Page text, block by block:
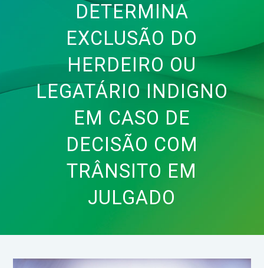
DETERMINA
EXCLUSÃO DO
HERDEIRO OU
LEGATÁRIO INDIGNO
EM CASO DE
DECISÃO COM
TRÂNSITO EM
JULGADO